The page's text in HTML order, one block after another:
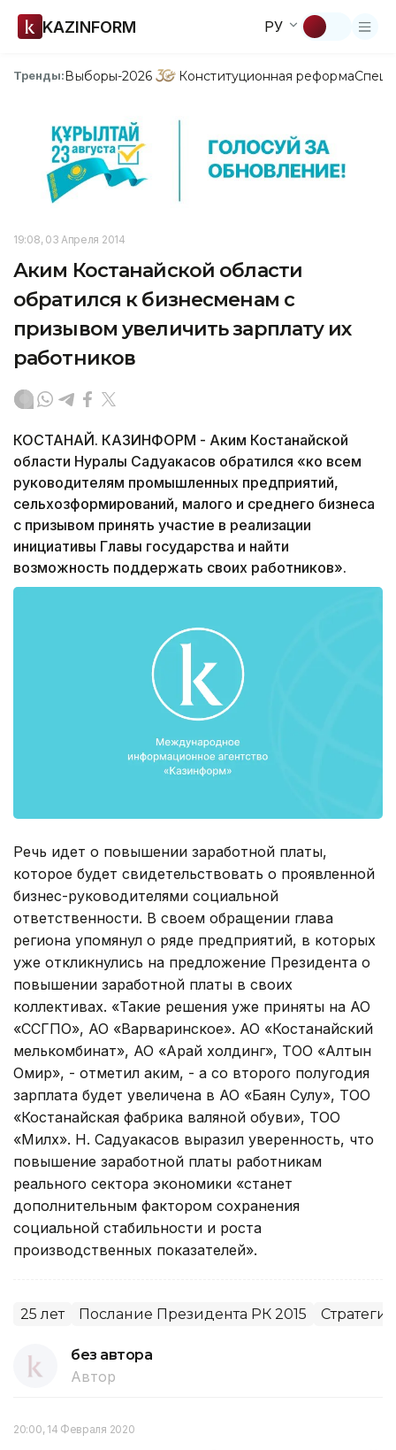
KAZINFORM РУ
Тренды:Выборы-2026 Конституционная реформа
19:08, 03 Апреля 2014
Аким Костанайской области
обратился к бизнесменам с
призывом увеличить зарплату их
работников
КОСТАНАЙ. КАЗИНФОРМ - Аким Костанайской
области Нуралы Садуакасов обратился «ко всем
руководителям промышленных предприятий,
сельхозформирований, малого и среднего бизнеса
с призывом принять участие в реализации
инициативы Главы государства и найти
возможность поддержать своих работников».
Речь идет о повышении заработной платы,
которое будет свидетельствовать о проявленной
бизнес-руководителями социальной
ответственности. В своем обращении глава
региона упомянул о ряде предприятий, в которых
уже откликнулись на предложение Президента о
повышении заработной платы в своих
коллективах. «Такие решения уже приняты на АО
«ССГПО», АО «Варваринское». АО «Костанайский
мелькомбинат», АО «Арай холдинг», ТОО «Алтын
Омир», - отметил аким, - а со второго полугодия
зарплата будет увеличена в АО «Баян Сулу», ТОО
«Костанайская фабрика валяной обуви», ТОО
«Милх». Н. Садуакасов выразил уверенность, что
повышение заработной платы работникам
реального сектора экономики «станет
дополнительным фактором сохранения
социальной стабильности и роста
производственных показателей».
25 лет Послание Президента РК 2015
без автора
Автор
20:00, 14 Февраля 2020